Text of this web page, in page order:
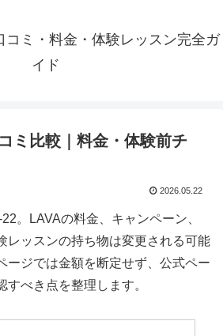
コミ・料金・体験レッスン完全ガ
イド
ミ比較｜料金・体験前チ
2026.05.22
。LAVAの料金、キャンペーン、
レッスンの持ち物は変更される可能
ージでは金額を断定せず、公式ペー
すべき点を整理します。